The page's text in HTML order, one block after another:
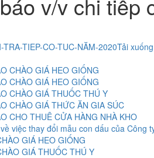
v/v chi tiếp
TIEP-CO-TUC-NĂM-2020Tải xuống
CHÀO GIÁ HEO GIỐNG
CHÀO GIÁ HEO GIỐNG
CHÀO GIÁ THUỐC THÚ Y
CHÀO GIÁ THỨC ĂN GIA SÚC
CHO THUÊ CỬA HÀNG NHÀ KHO
việc thay đổi mẫu con dấu của Công
GIÁ HEO GIỐNG
GIÁ THUỐC THÚ Y